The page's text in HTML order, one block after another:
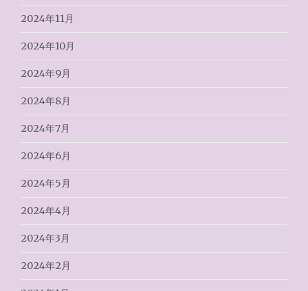
2024年11月
2024年10月
2024年9月
2024年8月
2024年7月
2024年6月
2024年5月
2024年4月
2024年3月
2024年2月